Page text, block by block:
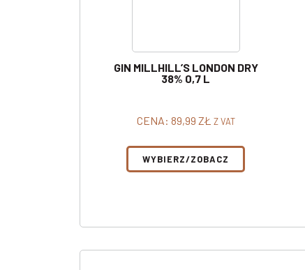
GIN MILLHILL’S LONDON DRY
38% 0,7 L
CENA: 89,99 ZŁ Z VAT
WYBIERZ/ZOBACZ